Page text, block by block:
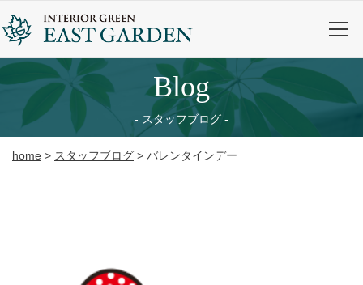
blog
スタッフブログ
home > スタッフブログ > バレンタインデー